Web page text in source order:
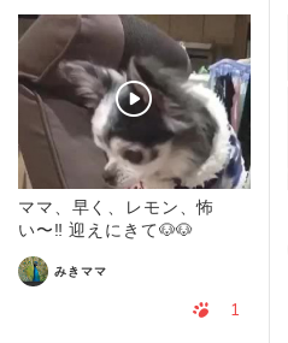
ママ、早く、レモン、怖
い〜‼️ 迎えにきて🐶🐶
みきママ
1